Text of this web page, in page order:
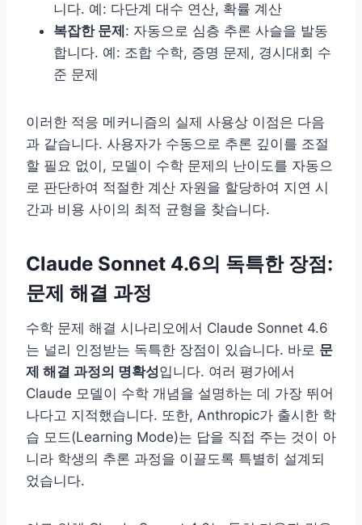
니다. 예: 다단계 대수 연산, 확률 계산
복잡한 문제 : 자동으로 심층 추론 사슬을 발동
합니다. 예: 조합 수학, 증명 문제, 경시대회 수
준 문제
이러한 적응 메커니즘의 실제 사용상 이점은 다음
과 같습니다. 사용자가 수동으로 추론 깊이를 조절
할 필요 없이, 모델이 수학 문제의 난이도를 자동으
로 판단하여 적절한 계산 자원을 할당하여 지연 시
간과 비용 사이의 최적 균형을 찾습니다.
Claude Sonnet 4.6의 독특한 장점:
문제 해결 과정
수학 문제 해결 시나리오에서 Claude Sonnet 4.6
는 널리 인정받는 독특한 장점이 있습니다. 바로 문
제 해결 과정의 명확성입니다. 여러 평가에서
Claude 모델이 수학 개념을 설명하는 데 가장 뛰어
나다고 지적했습니다. 또한, Anthropic가 출시한 학
습 모드(Learning Mode)는 답을 직접 주는 것이 아
니라 학생의 추론 과정을 이끌도록 특별히 설계되
었습니다.